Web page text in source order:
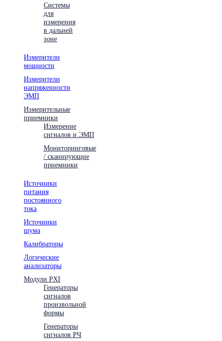
Системы
для
измерения
в дальней
зоне
Измерители
мощности
Измерители
напряженности
ЭМП
Измерительные
приемники
Измерение
сигналов и ЭМП
Мониторинговые
/ сканирующие
приемники
Источники
питания
постоянного
тока
Источники
шума
Калибраторы
Логические
анализаторы
Модули PXI
Генераторы
сигналов
произвольной
формы
Генераторы
сигналов РЧ